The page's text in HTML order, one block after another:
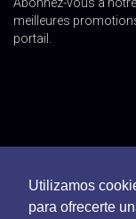
Utilizamos
para ofrecerte
meilleures
portail.